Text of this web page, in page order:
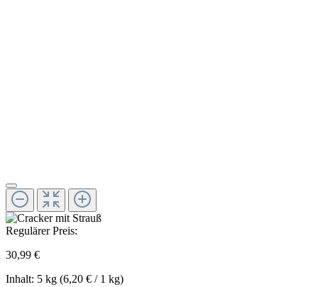
Regulärer Preis:
30,99 €
Inhalt: 5 kg (6,20 € / 1 kg)